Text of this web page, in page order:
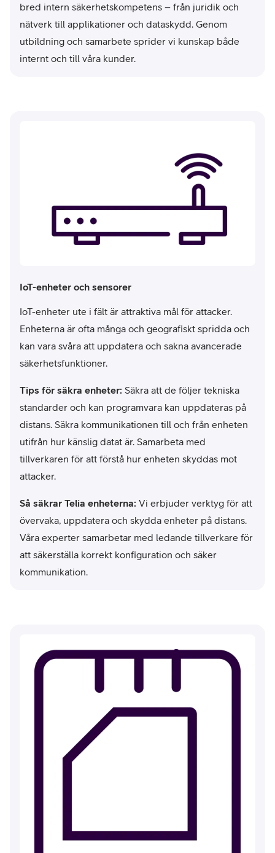
bred intern säkerhetskompetens – från juridik och
nätverk till applikationer och dataskydd. Genom
utbildning och samarbete sprider vi kunskap både
internt och till våra kunder.
IoT-enheter och sensorer
IoT-enheter ute i fält är attraktiva mål för attacker.
Enheterna är ofta många och geografiskt spridda och
kan vara svåra att uppdatera och sakna avancerade
säkerhetsfunktioner.
Tips för säkra enheter: Säkra att de följer tekniska
standarder och kan programvara kan uppdateras på
distans. Säkra kommunikationen till och från enheten
utifrån hur känslig datat är. Samarbeta med
tillverkaren för att förstå hur enheten skyddas mot
attacker.
Så säkrar Telia enheterna: Vi erbjuder verktyg för att
övervaka, uppdatera och skydda enheter på distans.
Våra experter samarbetar med ledande tillverkare för
att säkerställa korrekt konfiguration och säker
kommunikation.